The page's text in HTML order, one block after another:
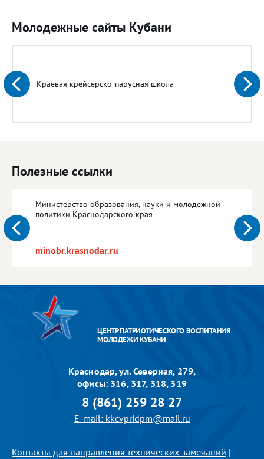
Молодежные сайты Кубани
Краевая крейсерско-парусная школа
Полезные ссылки
Министерство образования, науки и молодежной
политики Краснодарского края
minobr.krasnodar.ru
ЦЕНТР ПАТРИОТИЧЕСКОГО ВОСПИТАНИЯ
МОЛОДЕЖИ КУБАНИ
Краснодар, ул. Северная, 279,
офисы: 316, 317, 318, 319
8 (861) 259 28 27
E-mail: kkcvpridpm@mail.ru
Контакты для направления технических замечаний |